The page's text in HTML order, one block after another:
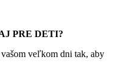
PRE DETI?
veľkom dni tak, aby